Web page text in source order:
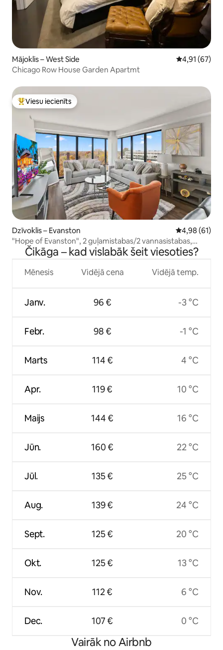
Mājoklis – West Side Vidējais
4,91 (67)
Chicago Row House Garden Apartmt
Populārs viesu iecienīts mājoklis
Viesu iecienīts
Dzīvoklis – Evanston Vidējais
4,98 (61)
"Hope of Evanston", 2 guļamistabas/2 vannasistabas,
sporta zāle un baseins
Čikāga – kad vislabāk šeit viesoties?
Mēnesis
Janv.
Febr.
Marts
Apr.
Maijs
Jūn.
Jūl.
Aug.
Sept.
Okt.
Nov.
Dec.
Vidējā cena
96 €
98 €
114 €
119 €
144 €
160 €
135 €
139 €
125 €
125 €
112 €
107 €
Vidējā temp.
-3 °C
-1 °C
4 °C
10 °C
16 °C
22 °C
25 °C
24 °C
20 °C
13 °C
6 °C
0 °C
Vairāk no Airbnb